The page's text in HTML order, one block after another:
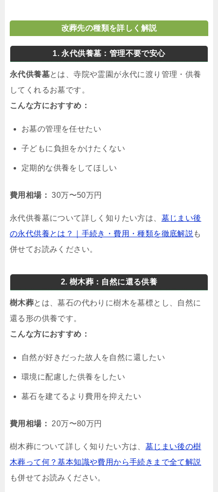
改葬先の種類を詳しく解説
1. 永代供養墓：管理不要で安心
永代供養墓とは、寺院や霊園が永代に渡り管理・供養
してくれるお墓です。
こんな方におすすめ：
お墓の管理を任せたい
子どもに負担をかけたくない
定期的な供養をしてほしい
費用相場： 30万〜50万円
永代供養墓について詳しく知りたい方は、 墓じまい後
の永代供養とは？｜手続き・費用・種類を徹底解説 も
併せてお読みください。
2. 樹木葬：自然に還る供養
樹木葬とは、墓石の代わりに樹木を墓標とし、自然に
還る形の供養です。
こんな方におすすめ：
自然が好きだった故人を自然に還したい
環境に配慮した供養をしたい
墓石を建てるより費用を抑えたい
費用相場： 20万〜80万円
樹木葬について詳しく知りたい方は、 墓じまい後の樹
木葬って何？基本知識や費用から手続きまで全て解説
も併せてお読みください。